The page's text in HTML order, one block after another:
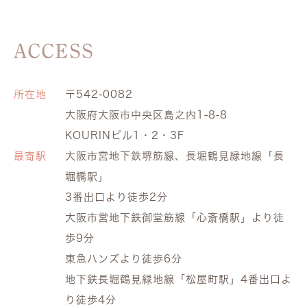
ACCESS
所在地
〒542-0082
大阪府大阪市中央区島之内1-8-8
KOURINビル1・2・3F
最寄駅
大阪市営地下鉄堺筋線、長堀鶴見緑地線「長
堀橋駅」
3番出口より徒歩2分
大阪市営地下鉄御堂筋線「心斎橋駅」より徒
歩9分
東急ハンズより徒歩6分
地下鉄長堀鶴見緑地線「松屋町駅」4番出口よ
り徒歩4分